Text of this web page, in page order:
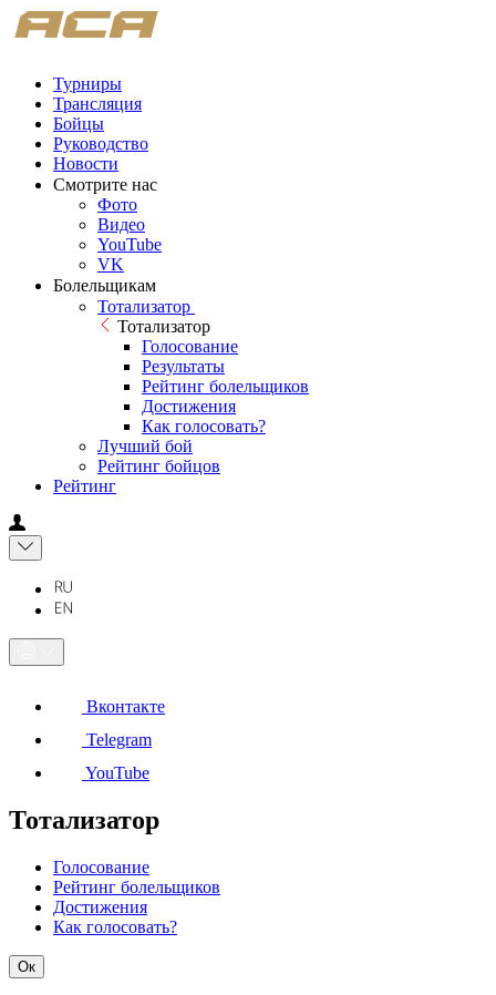
Турниры
Трансляция
Бойцы
Руководство
Новости
Смотрите нас
Фото
Видео
YouTube
VK
Болельщикам
Тотализатор
Тотализатор
Голосование
Результаты
Рейтинг болельщиков
Достижения
Как голосовать?
Лучший бой
Рейтинг бойцов
Рейтинг
Вконтакте
Telegram
YouTube
Тотализатор
Голосование
Рейтинг болельщиков
Достижения
Как голосовать?
Ок